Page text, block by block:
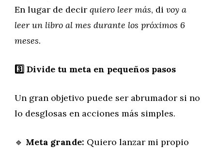
En lugar de decir quiero leer más, di voy a
leer un libro al mes durante los próximos 6
meses.
3️ Divide tu meta en pequeños pasos
Un gran objetivo puede ser abrumador si no
lo desglosas en acciones más simples.
🔹 Meta grande: Quiero lanzar mi propio